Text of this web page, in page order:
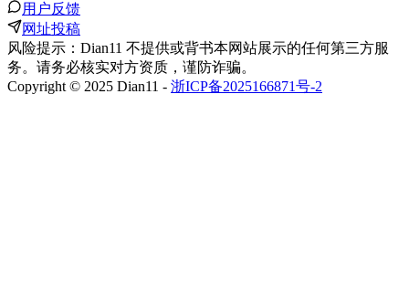
用户反馈
网址投稿
风险提示：Dian11 不提供或背书本网站展示的任何第三方服
务。请务必核实对方资质，谨防诈骗。
Copyright © 2025 Dian11 - 浙ICP备2025166871号-2